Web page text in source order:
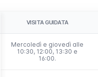
VISITA GUIDATA
Mercoledì e giovedì alle
10:30, 12:00, 13:30 e
16:00.